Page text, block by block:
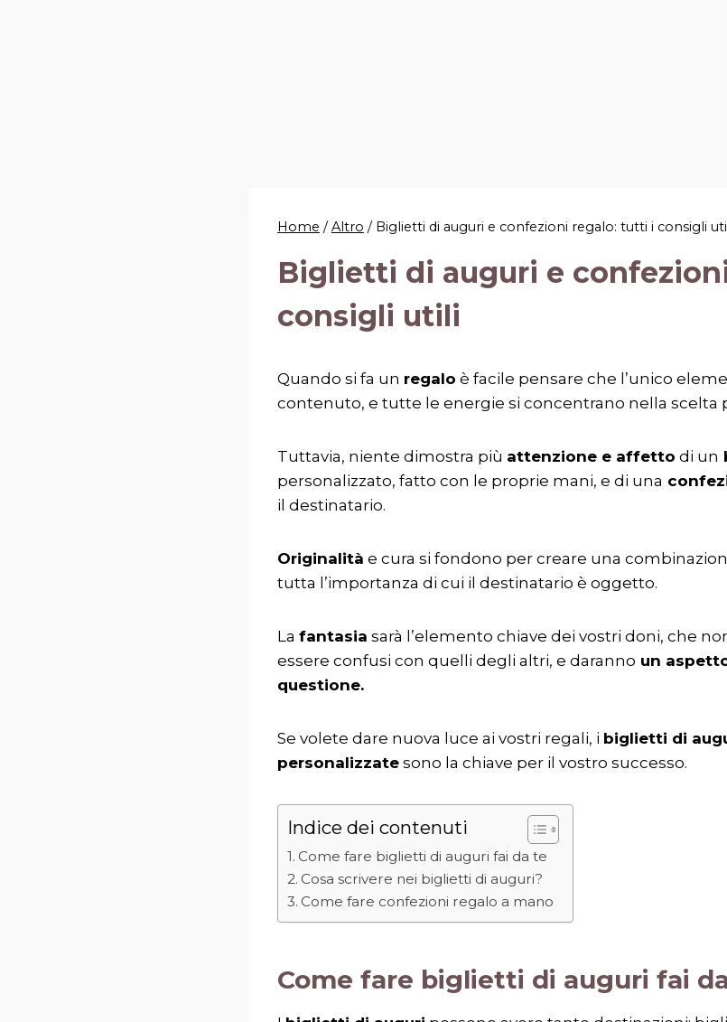
Home / Altro / Biglietti di auguri e confezioni regalo: tutti i consigli
Biglietti di auguri e
consigli utili
Quando si fa un regalo è facile pensare che l’unico
contenuto, e tutte le energie si concentrano nella scelta
Tuttavia, niente dimostra più attenzione e affetto di un
personalizzato, fatto con le proprie mani, e di una
il destinatario.
Originalità e cura si fondono per creare una
tutta l’importanza di cui il destinatario è oggetto.
La fantasia sarà l’elemento chiave dei vostri doni, che
essere confusi con quelli degli altri, e daranno un
questione.
Se volete dare nuova luce ai vostri regali, i biglietti di
personalizzate sono la chiave per il vostro successo.
Indice dei contenuti
Come fare biglietti di auguri fai da te
Cosa scrivere nei biglietti di auguri?
Come fare confezioni regalo a mano
Come fare biglietti di auguri fai